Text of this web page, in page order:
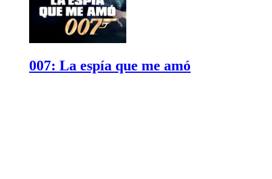
007: La espía que me amó